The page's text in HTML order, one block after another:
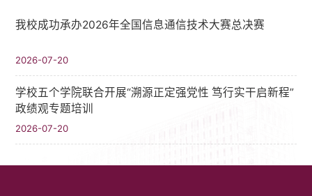
我校成功承办2026年全国信息通信技术大赛总决赛
2026-07-20
学校五个学院联合开展“溯源正定强党性 笃行实干启新程”
政绩观专题培训
2026-07-20